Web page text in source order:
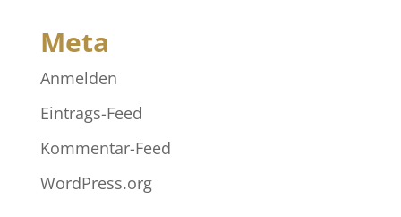
Meta
Anmelden
Eintrags-Feed
Kommentar-Feed
WordPress.org